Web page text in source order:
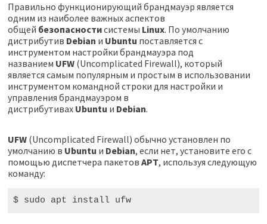
Правильно функционирующий брандмауэр является
одним из наиболее важных аспектов
общей безопасностисистемы Linux. По умолчанию
дистрибутив Debian и Ubuntu поставляется с
инструментом настройки брандмауэра под
названием UFW(Uncomplicated Firewall), который
является самым популярным и простым в использовании
инструментом командной строки для настройки и
управления брандмауэром в
дистрибутивах Ubuntu и Debian.
UFW(Uncomplicated Firewall) обычно установлен по
умолчанию в Ubuntu и Debian, если нет, установите его с
помощью диспетчера пакетов APT, используя следующую
команду:
$ sudo apt install ufw